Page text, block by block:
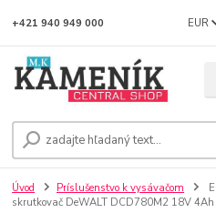
EUR
+421 940 949 000
Úvod Príslušenstvo k vysávačom
skrutkovač DeWALT DCD780M2 18V 4Ah